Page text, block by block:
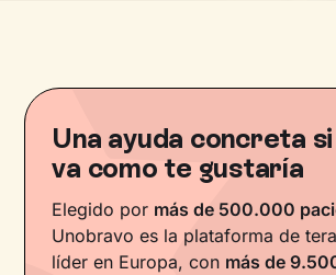
Una ayuda concreta
va como te gustaría
Elegido por más de 500.000
Unobravo es la plataforma de
líder en Europa, con más de